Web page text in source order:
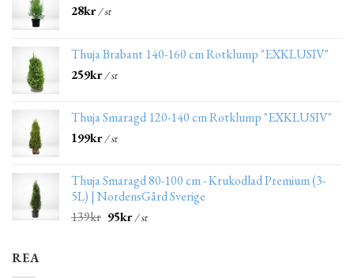
28kr/ st
Thuja Brabant 140-160 cm Rotklump "EXKLUSIV"
259kr/ st
Thuja Smaragd 120-140 cm Rotklump "EXKLUSIV"
199kr/ st
Thuja Smaragd 80-100 cm - Krukodlad Premium (3-
5L) | NordensGård Sverige
139kr 95kr/ st
REA